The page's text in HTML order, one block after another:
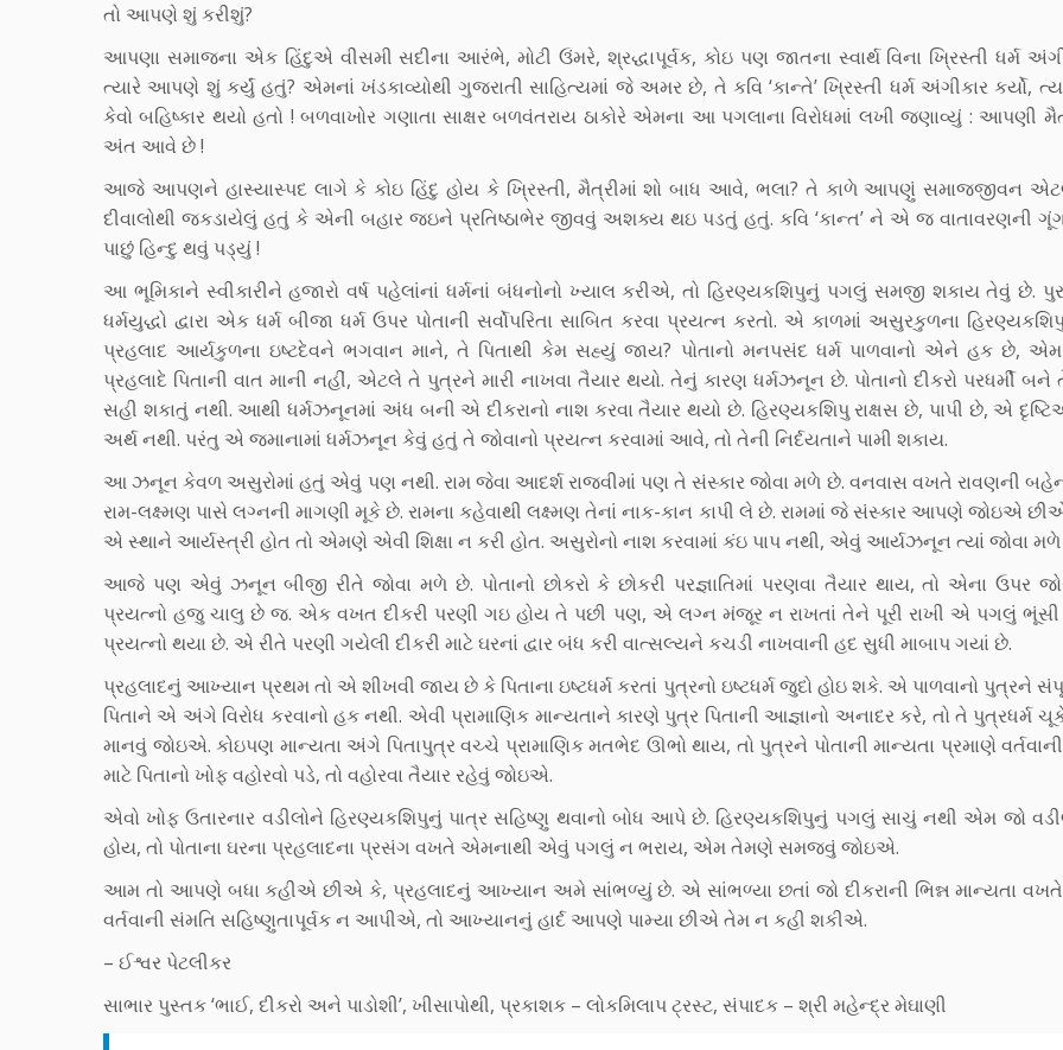
તો આપણે શું કરીશું?
આપણા સમાજના એક હિંદુએ વીસમી સદીના આરંભે, મોટી ઉંમરે, શ્રદ્ધાપૂર્વક, કોઇ પણ જાતના સ્વાર્થ વિના ખ્રિસ્તી ધર્મ
ત્યારે આપણે શું કર્યું હતું? એમનાં ખંડકાવ્યોથી ગુજરાતી સાહિત્યમાં જે અમર છે, તે કવિ ‘કાન્તે’ ખ્રિસ્તી ધર્મ અંગીકાર કર્યો,
કેવો બહિષ્કાર થયો હતો ! બળવાખોર ગણાતા સાક્ષર બળવંતરાય ઠાકોરે એમના આ પગલાના વિરોધમાં લખી જણાવ્યું : આપણી
અંત આવે છે !
આજે આપણને હાસ્યાસ્પદ લાગે કે કોઇ હિંદુ હોય કે ખ્રિસ્તી, મૈત્રીમાં શો બાધ આવે, ભલા? તે કાળે આપણું સમાજજીવન
દીવાલોથી જકડાયેલું હતું કે એની બહાર જઇને પ્રતિષ્ઠાભેર જીવવું અશક્ય થઇ પડતું હતું. કવિ ‘કાન્ત’ ને એ જ વાતાવરણની
પાછું હિન્દુ થવું પડ્યું !
આ ભૂમિકાને સ્વીકારીને હજારો વર્ષ પહેલાંનાં ધર્મનાં બંધનોનો ખ્યાલ કરીએ, તો હિરણ્યકશિપુનું પગલું સમજી શકાય તેવું છે.
ધર્મયુદ્ધો દ્વારા એક ધર્મ બીજા ધર્મ ઉપર પોતાની સર્વોપરિતા સાબિત કરવા પ્રયત્ન કરતો. એ કાળમાં અસુરકુળના
પ્રહલાદ આર્યકુળના ઇષ્ટદેવને ભગવાન માને, તે પિતાથી કેમ સહ્યું જાય? પોતાનો મનપસંદ ધર્મ પાળવાનો એને હક છે,
પ્રહલાદે પિતાની વાત માની નહીં, એટલે તે પુત્રને મારી નાખવા તૈયાર થયો. તેનું કારણ ધર્મઝનૂન છે. પોતાનો દીકરો પરધર્મી
સહી શકાતું નથી. આથી ધર્મઝનૂનમાં અંધ બની એ દીકરાનો નાશ કરવા તૈયાર થયો છે. હિરણ્યકશિપુ રાક્ષસ છે, પાપી છે, એ
અર્થ નથી. પરંતુ એ જમાનામાં ધર્મઝનૂન કેવું હતું તે જોવાનો પ્રયત્ન કરવામાં આવે, તો તેની નિર્દયતાને પામી શકાય.
આ ઝનૂન કેવળ અસુરોમાં હતું એવું પણ નથી. રામ જેવા આદર્શ રાજવીમાં પણ તે સંસ્કાર જોવા મળે છે. વનવાસ વખતે રાવણની
રામ-લક્ષ્મણ પાસે લગ્નની માગણી મૂકે છે. રામના કહેવાથી લક્ષ્મણ તેનાં નાક-કાન કાપી લે છે. રામમાં જે સંસ્કાર આપણે જોઇએ
એ સ્થાને આર્યસ્ત્રી હોત તો એમણે એવી શિક્ષા ન કરી હોત. અસુરોનો નાશ કરવામાં કંઇ પાપ નથી, એવું આર્યઝનૂન ત્યાં જોવા
આજે પણ એવું ઝનૂન બીજી રીતે જોવા મળે છે. પોતાનો છોકરો કે છોકરી પરજ્ઞાતિમાં પરણવા તૈયાર થાય, તો એના ઉપર
પ્રયત્નો હજુ ચાલુ છે જ. એક વખત દીકરી પરણી ગઇ હોય તે પછી પણ, એ લગ્ન મંજૂર ન રાખતાં તેને પૂરી રાખી એ પગલું ભૂંસી
પ્રયત્નો થયા છે. એ રીતે પરણી ગયેલી દીકરી માટે ઘરનાં દ્વાર બંધ કરી વાત્સલ્યને કચડી નાખવાની હદ સુધી માબાપ ગયાં છે.
પ્રહલાદનું આખ્યાન પ્રથમ તો એ શીખવી જાય છે કે પિતાના ઇષ્ટધર્મ કરતાં પુત્રનો ઇષ્ટધર્મ જુદો હોઇ શકે. એ પાળવાનો પુત્રને
પિતાને એ અંગે વિરોધ કરવાનો હક નથી. એવી પ્રામાણિક માન્યતાને કારણે પુત્ર પિતાની આજ્ઞાનો અનાદર કરે, તો તે પુત્રધર્મ
માનવું જોઇએ. કોઇપણ માન્યતા અંગે પિતાપુત્ર વચ્ચે પ્રામાણિક મતભેદ ઊભો થાય, તો પુત્રને પોતાની માન્યતા પ્રમાણે
માટે પિતાનો ખોફ વહોરવો પડે, તો વહોરવા તૈયાર રહેવું જોઇએ.
એવો ખોફ ઉતારનાર વડીલોને હિરણ્યકશિપુનું પાત્ર સહિષ્ણુ થવાનો બોધ આપે છે. હિરણ્યકશિપુનું પગલું સાચું નથી એમ જો
હોય, તો પોતાના ઘરના પ્રહલાદના પ્રસંગ વખતે એમનાથી એવું પગલું ન ભરાય, એમ તેમણે સમજવું જોઇએ.
આમ તો આપણે બધા કહીએ છીએ કે, પ્રહલાદનું આખ્યાન અમે સાંભળ્યું છે. એ સાંભળ્યા છતાં જો દીકરાની ભિન્ન માન્યતા
વર્તવાની સંમતિ સહિષ્ણુતાપૂર્વક ન આપીએ, તો આખ્યાનનું હાર્દ આપણે પામ્યા છીએ તેમ ન કહી શકીએ.
– ઈશ્વર પેટલીકર
સાભાર પુસ્તક ‘ભાઈ, દીકરો અને પાડોશી’, ખીસાપોથી, પ્રકાશક – લોકમિલાપ ટ્રસ્ટ, સંપાદક – શ્રી મહેન્દ્ર મેઘાણી